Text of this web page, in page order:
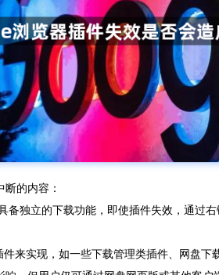
的内容：
备独立的下载功能，即使插件失效，通过
来实现，如一些下载管理类插件、网盘